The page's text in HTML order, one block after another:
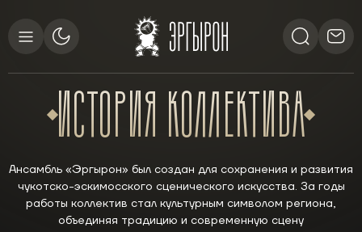
ИСТОРИЯ КОЛЛЕКТИВА
Ансамбль «Эргырон» был создан для сохранения и развития
чукотско-эскимосского сценического искусства. За годы
работы коллектив стал культурным символом региона,
объединяя традицию и современную сцену